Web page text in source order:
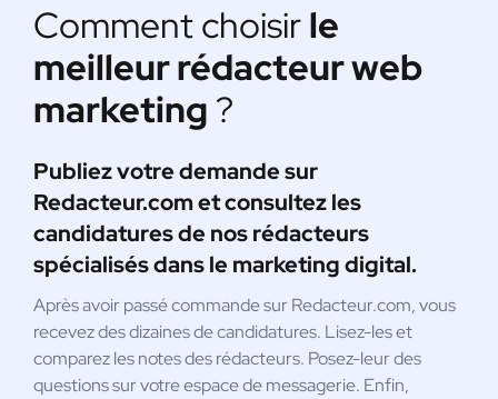
Comment choisirle
meilleur rédacteur web
marketing ?
Publiez votre demande sur
Redacteur.com et consultez les
candidatures de nos rédacteurs
spécialisés dans le marketing digital.
Après avoir passé commande sur Redacteur.com, vous
recevez des dizaines de candidatures. Lisez-les et
comparez les notes des rédacteurs. Posez-leur des
questions sur votre espace de messagerie. Enfin,